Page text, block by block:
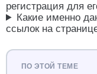
перекос в
без nofollow,
на странице
или следы
код без ведома
Как
регистрация для
Какие именно
ссылок на
ПО ЭТОЙ ТЕМЕ